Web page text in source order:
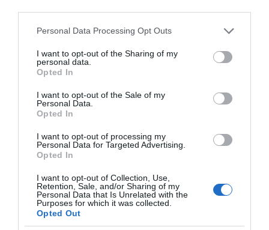
Please note that this website/app uses one or more Google
not limited to your visit or usage behaviour. You may click to
grant or deny consent to Google and its third-party tags to
use your data for below specified purposes in below Google
consent section.
Personal Data Processing Opt Outs
I want to opt-out of the Sharing of my
personal data.
Opted In
I want to opt-out of the Sale of my
Personal Data.
Opted In
I want to opt-out of processing my
Personal Data for Targeted Advertising.
Opted In
I want to opt-out of Collection, Use,
Retention, Sale, and/or Sharing of my
Personal Data that Is Unrelated with the
Purposes for which it was collected.
Opted Out
διοικητής Ασφάλειας Δημ. Αποστολόπουλος,
περισσότερο γνωστός ως «Κάλαχαν», ο πρώην
αρχηγός της ΕΥΠ επί Μητσοτάκη κ. Μπαλλές, οι
δημοσιογράφοι του «Βήματος» Λαμπρόπουλος
και Τέλογλου και ο Τέρενς Κουίκ από το STAR.
Στόχος η επίθεση
ενάντια στα
δικαιώματα των
Ψήφισαν «όχι» στην
παράλληλη εργασία σε